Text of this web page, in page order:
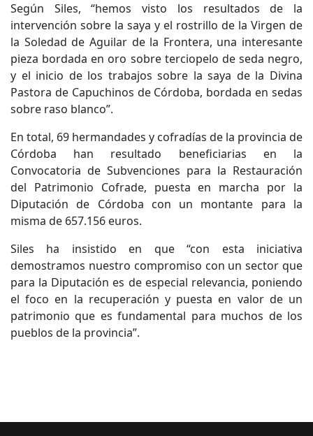
Según Siles, “hemos visto los resultados de la
intervención sobre la saya y el rostrillo de la Virgen de
la Soledad de Aguilar de la Frontera, una interesante
pieza bordada en oro sobre terciopelo de seda negro,
y el inicio de los trabajos sobre la saya de la Divina
Pastora de Capuchinos de Córdoba, bordada en sedas
sobre raso blanco”.
En total, 69 hermandades y cofradías de la provincia de
Córdoba han resultado beneficiarias en la
Convocatoria de Subvenciones para la Restauración
del Patrimonio Cofrade, puesta en marcha por la
Diputación de Córdoba con un montante para la
misma de 657.156 euros.
Siles ha insistido en que “con esta iniciativa
demostramos nuestro compromiso con un sector que
para la Diputación es de especial relevancia, poniendo
el foco en la recuperación y puesta en valor de un
patrimonio que es fundamental para muchos de los
pueblos de la provincia”.